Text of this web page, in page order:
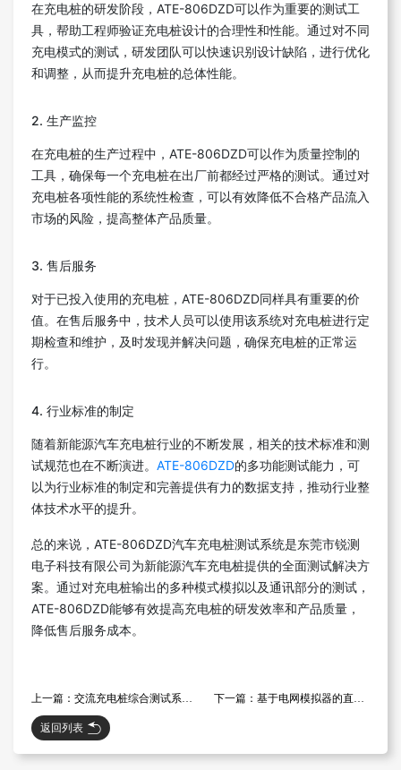
在充电桩的研发阶段，ATE-806DZD可以作为重要的测试工
具，帮助工程师验证充电桩设计的合理性和性能。通过对不同
充电模式的测试，研发团队可以快速识别设计缺陷，进行优化
和调整，从而提升充电桩的总体性能。
2. 生产监控
在充电桩的生产过程中，ATE-806DZD可以作为质量控制的
工具，确保每一个充电桩在出厂前都经过严格的测试。通过对
充电桩各项性能的系统性检查，可以有效降低不合格产品流入
市场的风险，提高整体产品质量。
3. 售后服务
对于已投入使用的充电桩，ATE-806DZD同样具有重要的价
值。在售后服务中，技术人员可以使用该系统对充电桩进行定
期检查和维护，及时发现并解决问题，确保充电桩的正常运
行。
4. 行业标准的制定
随着新能源汽车充电桩行业的不断发展，相关的技术标准和测
试规范也在不断演进。 ATE-806DZD的多功能测试能力，可
以为行业标准的制定和完善提供有力的数据支持，推动行业整
体技术水平的提升。
总的来说，ATE-806DZD汽车充电桩测试系统是东莞市锐测
电子科技有限公司为新能源汽车充电桩提供的全面测试解决方
案。通过对充电桩输出的多种模式模拟以及通讯部分的测试，
ATE-806DZD能够有效提高充电桩的研发效率和产品质量，
降低售后服务成本。
上一篇：交流充电桩综合测试系统ATE-902AC-CDZ：确保充电桩性能稳定的全能工具 下一篇：基于电网模拟器的直流充电桩电气性能测试方案
返回列表